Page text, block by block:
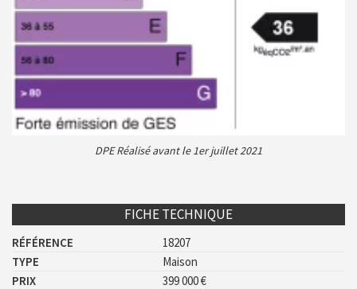
DPE Réalisé avant le 1er juillet 2021
FICHE TECHNIQUE
RÉFÉRENCE
18207
TYPE
Maison
PRIX
399 000 €